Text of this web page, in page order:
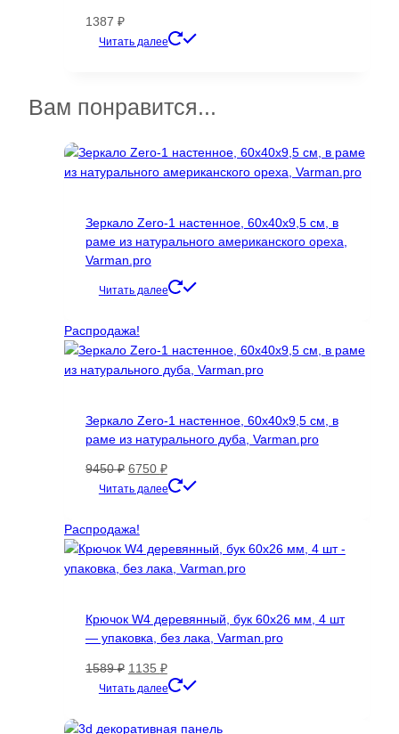
1387 ₽
Читать далее
вариаций.
можно
выбрать
странице
товара.
Вам понравится...
Зеркало Zero-1 настенное, 60х40х9,5 см, в
раме из натурального американского ореха,
Varman.pro
Читать далее
Распродажа!
Зеркало Zero-1 настенное, 60х40х9,5 см, в
раме из натурального дуба, Varman.pro
9450₽ Первоначальная
цена
9450 ₽.
6750 ₽Текущая
цена:
Читать далее
Распродажа!
Крючок W4 деревянный, бук 60х26 мм, 4 шт
— упаковка, без лака, Varman.pro
1589₽ Первоначальная
цена
1589 ₽.
1135 ₽Текущая
цена:
Читать далее